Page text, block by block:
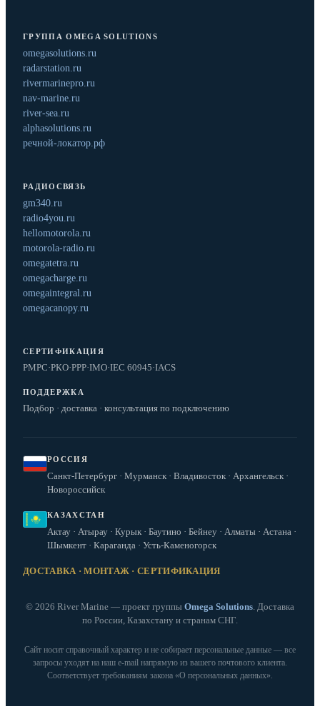
ГРУППА OMEGA SOLUTIONS
omegasolutions.ru
radarstation.ru
rivermarinepro.ru
nav-marine.ru
river-sea.ru
alphasolutions.ru
речной-локатор.рф
РАДИОСВЯЗЬ
gm340.ru
radio4you.ru
hellomotorola.ru
motorola-radio.ru
omegatetra.ru
omegacharge.ru
omegaintegral.ru
omegacanopy.ru
СЕРТИФИКАЦИЯ
РМРС·РКО·РРР·IMO·IEC 60945·IACS
ПОДДЕРЖКА
Подбор · доставка · консультация по подключению
РОССИЯ
Санкт-Петербург · Мурманск · Владивосток · Архангельск ·
Новороссийск
КАЗАХСТАН
Актау · Атырау · Курык · Баутино · Бейнеу · Алматы · Астана ·
Шымкент · Караганда · Усть-Каменогорск
ДОСТАВКА · МОНТАЖ · СЕРТИФИКАЦИЯ
© 2026 River Marine — проект группы Omega Solutions. Доставка
по России, Казахстану и странам СНГ.
Сайт носит справочный характер и не собирает персональные данные — все
запросы уходят на наш e‑mail напрямую из вашего почтового клиента.
Соответствует требованиям закона «О персональных данных».